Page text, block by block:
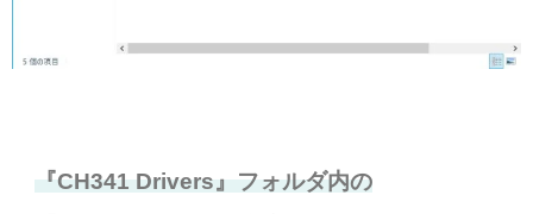
『CH341 Drivers』フォルダ内の